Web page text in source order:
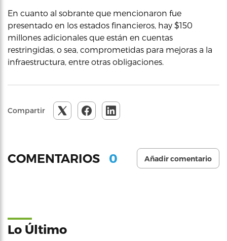
En cuanto al sobrante que mencionaron fue
presentado en los estados financieros, hay $150
millones adicionales que están en cuentas
restringidas, o sea, comprometidas para mejoras a la
infraestructura, entre otras obligaciones.
Compartir
COMENTARIOS 0 Añadir comentario
Lo Último